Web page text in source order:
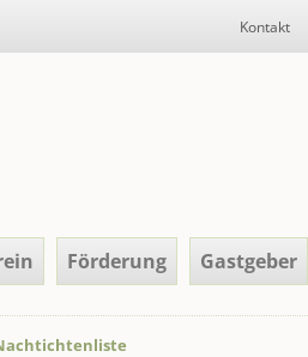
Navigation
überspringen
Kontakt
Förderung Gastgeber